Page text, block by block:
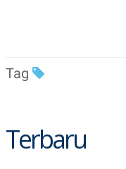
Tag
Terbaru